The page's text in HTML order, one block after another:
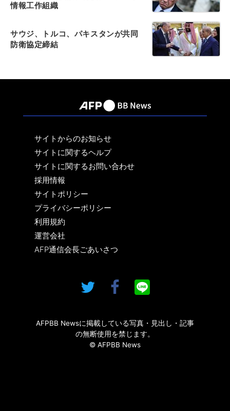
情報工作組織
サウジ、トルコ、パキスタンが共同
防衛協定締結
サイトからのお知らせ
サイトに関するヘルプ
サイトに関するお問い合わせ
採用情報
サイトポリシー
プライバシーポリシー
利用規約
運営会社
AFP通信会長ごあいさつ
AFPBB Newsに掲載している写真・見出し・記事
の無断使用を禁じます。
© AFPBB News